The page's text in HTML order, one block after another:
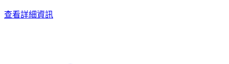
查看詳細資訊